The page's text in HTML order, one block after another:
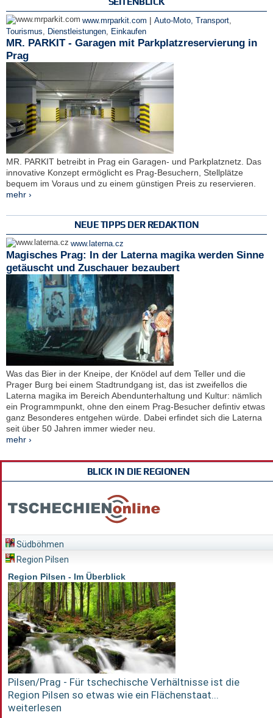
www.mrparkit.com | Auto-Moto, Transport
Tourismus
Dienstleistungen Einkaufen
MR. PARKIT - Garagen mit Parkplatzreservierung in
Prag
MR. PARKIT betreibt in Prag ein Garagen- und Parkplatznetz. Das
innovative Konzept ermöglicht es Prag-Besuchern, Stellplätze
bequem im Voraus und zu einem günstigen Preis zu reservieren.
mehr ›
NEUE TIPPS DER REDAKTION
www.laterna.cz
Magisches Prag: In der Laterna magika werden Sinne
getäuscht und Zuschauer bezaubert
Was das Bier in der Kneipe, der Knödel auf dem Teller und die
Prager Burg bei einem Stadtrundgang ist, das ist zweifellos die
Laterna magika im Bereich Abendunterhaltung und Kultur: nämlich
ein Programmpunkt, ohne den einem Prag-Besucher defintiv etwas
ganz Besonderes entgehen würde. Dabei erfindet sich die Laterna
seit über 50 Jahren immer wieder neu.
mehr ›
BLICK IN DIE REGIONEN
Südböhmen
Region Pilsen
Region Pilsen - Im Überblick
Pilsen/Prag - Für tschechische Verhältnisse ist die
Region Pilsen so etwas wie ein Flächenstaat...
weiterlesen